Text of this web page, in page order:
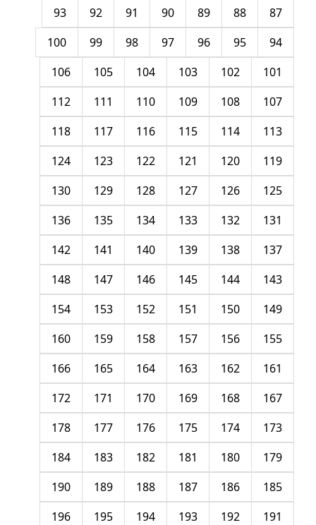
87
88
89
90
91
92
93
94
95
96
97
98
99
100
101
102
103
104
105
106
107
108
109
110
111
112
113
114
115
116
117
118
119
120
121
122
123
124
125
126
127
128
129
130
131
132
133
134
135
136
137
138
139
140
141
142
143
144
145
146
147
148
149
150
151
152
153
154
155
156
157
158
159
160
161
162
163
164
165
166
167
168
169
170
171
172
173
174
175
176
177
178
179
180
181
182
183
184
185
186
187
188
189
190
191
192
193
194
195
196